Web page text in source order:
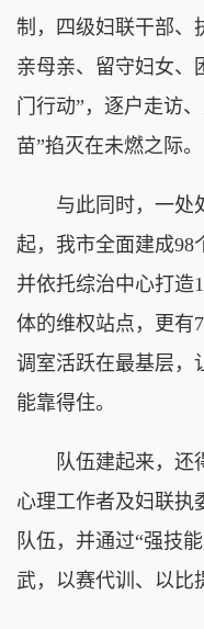
制，四级妇联干部、
亲母亲、留守妇女、
门行动”，逐户走访
苗”掐灭在未燃之际。
与此同时，一处处
起，我市全面建成98
并依托综治中心打造
体的维权站点，更有
调室活跃在最基层，
能靠得住。
队伍建起来，还得
心理工作者及妇联执
队伍，并通过“强技
武，以赛代训、以比